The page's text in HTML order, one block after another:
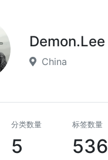
Demon.Lee
China
分类数量
5
标签数量
536